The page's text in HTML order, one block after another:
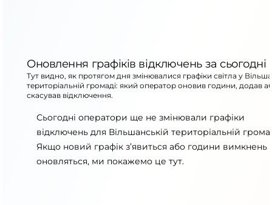
Оновлення графіків відключень за сьогодні
Тут видно, як протягом дня змінювалися графіки світла у
територіальній громаді: який оператор оновив години, додав
скасував відключення.
Сьогодні оператори ще не змінювали графіки
відключень для Вільшанській територіальній
Якщо новий графік з’явиться або години вимкнень
оновляться, ми покажемо це тут.